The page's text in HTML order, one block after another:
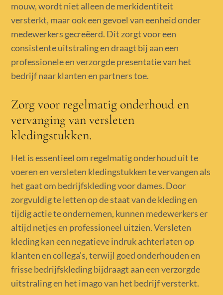
mouw, wordt niet alleen de merkidentiteit
versterkt, maar ook een gevoel van eenheid onder
medewerkers gecreëerd. Dit zorgt voor een
consistente uitstraling en draagt bij aan een
professionele en verzorgde presentatie van het
bedrijf naar klanten en partners toe.
Zorg voor regelmatig onderhoud en
vervanging van versleten
kledingstukken.
Het is essentieel om regelmatig onderhoud uit te
voeren en versleten kledingstukken te vervangen als
het gaat om bedrijfskleding voor dames. Door
zorgvuldig te letten op de staat van de kleding en
tijdig actie te ondernemen, kunnen medewerkers er
altijd netjes en professioneel uitzien. Versleten
kleding kan een negatieve indruk achterlaten op
klanten en collega’s, terwijl goed onderhouden en
frisse bedrijfskleding bijdraagt aan een verzorgde
uitstraling en het imago van het bedrijf versterkt.